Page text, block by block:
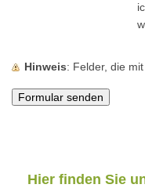
Hinweis : Felder, die mit
Hier finden Sie